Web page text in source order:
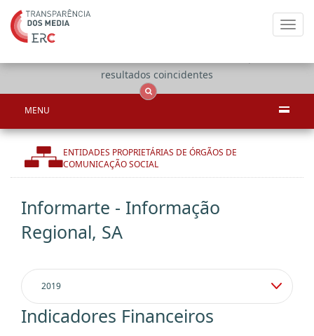
resultados coincidentes
MENU
ENTIDADES PROPRIETÁRIAS DE ÓRGÃOS DE
COMUNICAÇÃO SOCIAL
Informarte - Informação
Regional, SA
Indicadores Financeiros